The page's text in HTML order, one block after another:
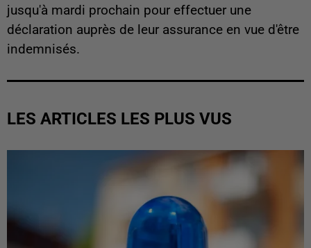
jusqu'à mardi prochain pour effectuer une
déclaration auprès de leur assurance en vue d'être
indemnisés.
LES ARTICLES LES PLUS VUS